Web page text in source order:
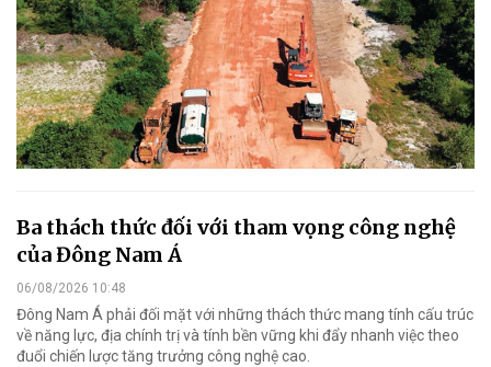
Ba thách thức đối với tham vọng công nghệ
của Đông Nam Á
06/08/2026 10:48
Đông Nam Á phải đối mặt với những thách thức mang tính cấu trúc
về năng lực, địa chính trị và tính bền vững khi đẩy nhanh việc theo
đuổi chiến lược tăng trưởng công nghệ cao.